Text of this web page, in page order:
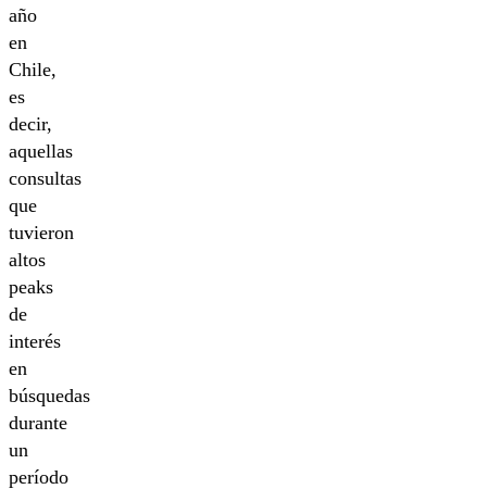
año
en
Chile,
es
decir,
aquellas
consultas
que
tuvieron
altos
peaks
de
interés
en
búsquedas
durante
un
período